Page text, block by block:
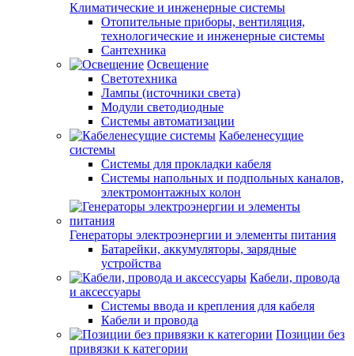
Климатические и инженерные системы
Отопительные приборы, вентиляция,
технологические и инженерные системы
Сантехника
Освещение
Светотехника
Лампы (источники света)
Модули светодиодные
Системы автоматизации
Кабеленесущие
системы
Системы для прокладки кабеля
Системы напольных и подпольных каналов,
электромонтажных колон
Генераторы электроэнергии и элементы питания
Батарейки, аккумуляторы, зарядные
устройства
Кабели, провода
и аксессуары
Системы ввода и крепления для кабеля
Кабели и провода
Позиции без
привязки к категории